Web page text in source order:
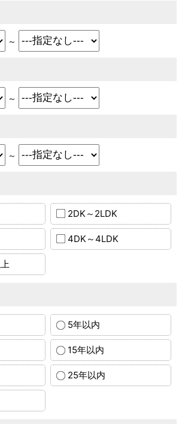
～
～
～
2DK～2LDK
4DK～4LDK
5年以内
15年以内
25年以内